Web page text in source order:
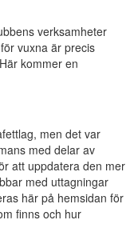
verksamheter
vuxna är precis
kommer en
men det var
med delar av
att uppdatera den mer
med uttagningar
här på hemsidan för
finns och hur